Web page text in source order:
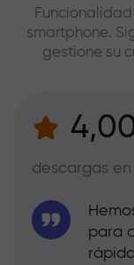
smartphone.
gestione su
descargas
para